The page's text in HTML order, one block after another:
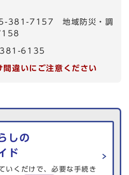
381-7157 地域防災・調
6135
間違いにご注意ください
しの
ド
いくだけで、必要な手続き